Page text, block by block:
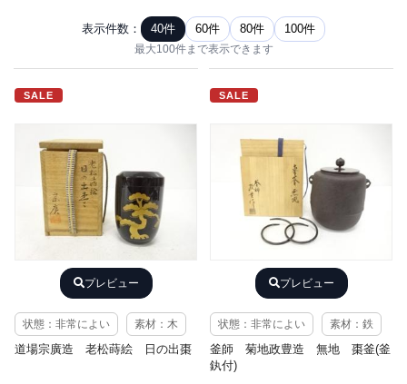
表示件数： 40件 60件 80件 100件
最大100件まで表示できます
SALE
プレビュー
状態：非常によい 素材：木
道場宗廣造 老松蒔絵 日の出棗
SALE
プレビュー
状態：非常によい 素材：鉄
釜師 菊地政豊造 無地 棗釜(釜
釻付)